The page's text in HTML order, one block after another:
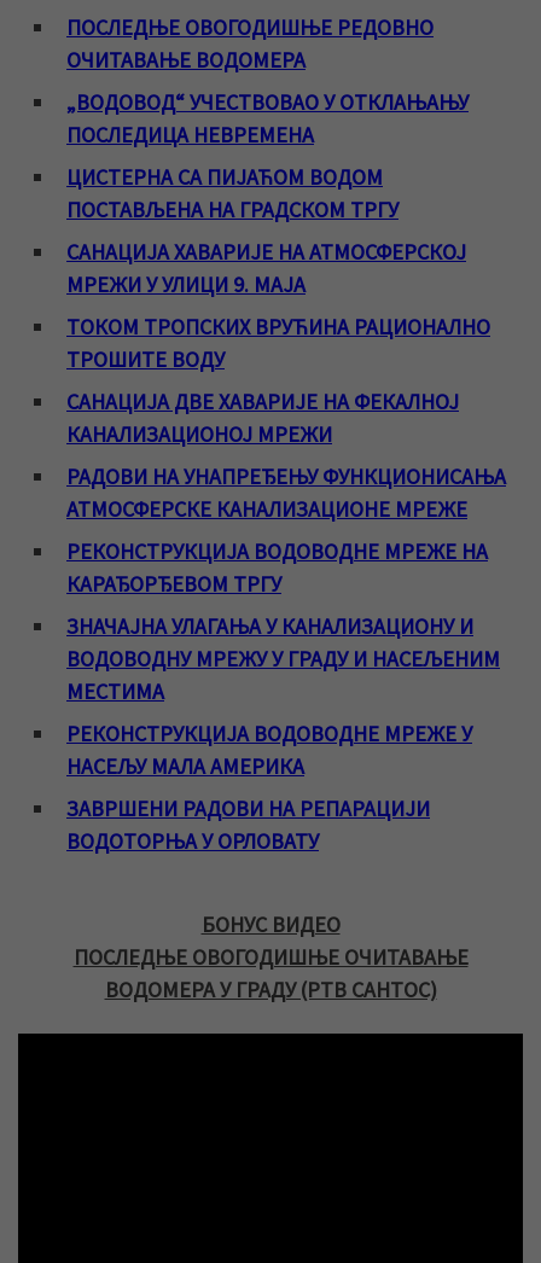
ПОСЛЕДЊЕ ОВОГОДИШЊЕ РЕДОВНО
ОЧИТАВАЊЕ ВОДОМЕРА
„ВОДОВОД“ УЧЕСТВОВАО У ОТКЛАЊАЊУ
ПОСЛЕДИЦА НЕВРЕМЕНА
ЦИСТЕРНА СА ПИЈАЋОМ ВОДОМ
ПОСТАВЉЕНА НА ГРАДСКОМ ТРГУ
САНАЦИЈА ХАВАРИЈЕ НА АТМОСФЕРСКОЈ
МРЕЖИ У УЛИЦИ 9. МАЈА
ТОКОМ ТРОПСКИХ ВРУЋИНА РАЦИОНАЛНО
ТРОШИТЕ ВОДУ
САНАЦИЈА ДВЕ ХАВАРИЈЕ НА ФЕКАЛНОЈ
КАНАЛИЗАЦИОНОЈ МРЕЖИ
РАДОВИ НА УНАПРЕЂЕЊУ ФУНКЦИОНИСАЊА
АТМОСФЕРСКЕ КАНАЛИЗАЦИОНЕ МРЕЖЕ
РЕКОНСТРУКЦИЈА ВОДОВОДНЕ МРЕЖЕ НА
КАРАЂОРЂЕВОМ ТРГУ
ЗНАЧАЈНА УЛАГАЊА У КАНАЛИЗАЦИОНУ И
ВОДОВОДНУ МРЕЖУ У ГРАДУ И НАСЕЉЕНИМ
МЕСТИМА
РЕКОНСТРУКЦИЈА ВОДОВОДНЕ МРЕЖЕ У
НАСЕЉУ МАЛА АМЕРИКА
ЗАВРШЕНИ РАДОВИ НА РЕПАРАЦИЈИ
ВОДОТОРЊА У ОРЛОВАТУ
БОНУС ВИДЕО
ПОСЛЕДЊЕ ОВОГОДИШЊЕ ОЧИТАВАЊЕ
ВОДОМЕРА У ГРАДУ (РТВ САНТОС)